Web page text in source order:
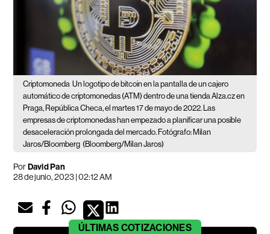
Criptomoneda Un logotipo de bitcoin en la pantalla de un cajero
automático de criptomonedas (ATM) dentro de una tienda Alza.cz en
Praga, República Checa, el martes 17 de mayo de 2022. Las
empresas de criptomonedas han empezado a planificar una posible
desaceleración prolongada del mercado. Fotógrafo: Milan
Jaros/Bloomberg (Bloomberg/Milan Jaros)
PorDavid Pan
28 de junio, 2023 | 02:12 AM
ÚLTIMAS COTIZACIONES